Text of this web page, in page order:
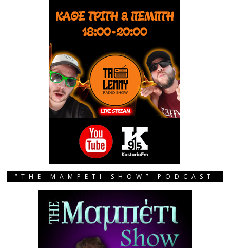
“THE MAMPETI SHOW” PODCAST